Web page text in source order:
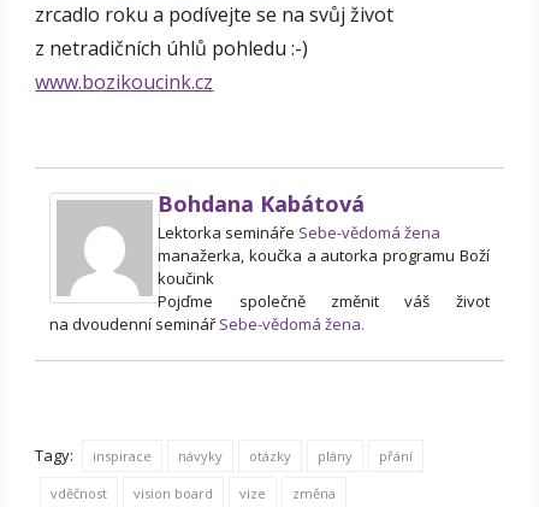
zrcadlo roku a podívejte se na svůj život
z netradičních úhlů pohledu :-)
www.bozikoucink.cz
Bohdana Kabátová
Lektorka semináře Sebe-vědomá žena
manažerka, koučka a autorka programu Boží
koučink
Pojďme společně změnit váš život
na dvoudenní seminář Sebe-vědomá žena.
Tagy: inspirace návyky otázky plány přání
vděčnost vision board vize změna